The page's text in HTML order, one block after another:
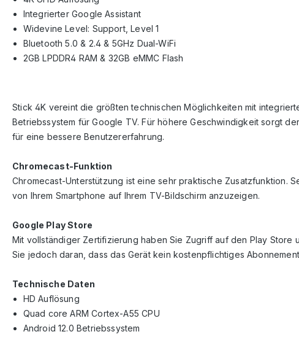
Integrierter Google Assistant
Widevine Level: Support, Level 1
Bluetooth 5.0 & 2.4 & 5GHz Dual-WiFi
2GB LPDDR4 RAM & 32GB eMMC Flash
Stick 4K vereint die größten technischen Möglichkeiten mit
Betriebssystem für Google TV. Für höhere Geschwindigkeit sorgt
für eine bessere Benutzererfahrung.
Chromecast-Funktion
Chromecast-Unterstützung ist eine sehr praktische Zusatzfunktion.
von Ihrem Smartphone auf Ihrem TV-Bildschirm anzuzeigen.
Google Play Store
Mit vollständiger Zertifizierung haben Sie Zugriff auf den Play
Sie jedoch daran, dass das Gerät kein kostenpflichtiges
Technische Daten
HD Auflösung
Quad core ARM Cortex-A55 CPU
Android 12.0 Betriebssystem